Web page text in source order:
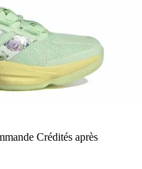
Crédités après